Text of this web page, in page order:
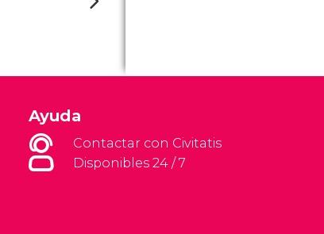
Ayuda
Contactar con Civitatis
Disponibles 24 / 7